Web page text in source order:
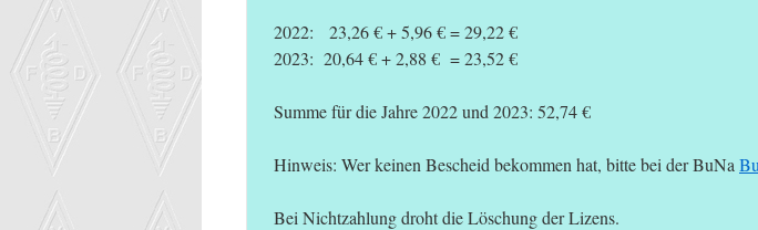
2022: 23,26 € + 5,96 € = 29,22 €
2023: 20,64 € + 2,88 € = 23,52 €
Summe für die Jahre 2022 und 2023: 52,74 €
Hinweis: Wer keinen Bescheid bekommen hat, bitte bei der BuNa
Bei Nichtzahlung droht die Löschung der Lizens.